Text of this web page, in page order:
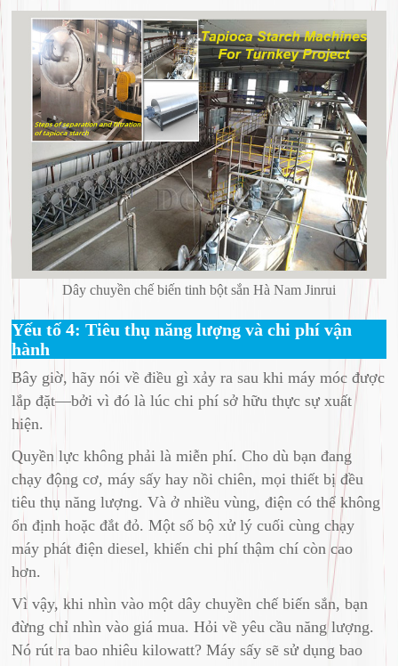
Dây chuyền chế biến tinh bột sắn Hà Nam Jinrui
Yếu tố 4: Tiêu thụ năng lượng và chi phí vận
hành
Bây giờ, hãy nói về điều gì xảy ra sau khi máy móc được
lắp đặt—bởi vì đó là lúc chi phí sở hữu thực sự xuất
hiện.
Quyền lực không phải là miễn phí. Cho dù bạn đang
chạy động cơ, máy sấy hay nồi chiên, mọi thiết bị đều
tiêu thụ năng lượng. Và ở nhiều vùng, điện có thể không
ổn định hoặc đắt đỏ. Một số bộ xử lý cuối cùng chạy
máy phát điện diesel, khiến chi phí thậm chí còn cao
hơn.
Vì vậy, khi nhìn vào một dây chuyền chế biến sắn, bạn
đừng chỉ nhìn vào giá mua. Hỏi về yêu cầu năng lượng.
Nó rút ra bao nhiêu kilowatt? Máy sấy sẽ sử dụng bao